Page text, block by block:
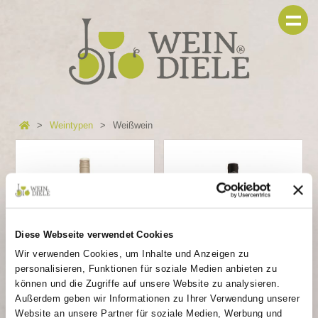
Diese Webseite verwendet Cookies
Wir verwenden Cookies, um Inhalte und Anzeigen zu
personalisieren, Funktionen für soziale Medien anbieten zu
können und die Zugriffe auf unsere Website zu analysieren.
Außerdem geben wir Informationen zu Ihrer Verwendung unserer
Website an unsere Partner für soziale Medien, Werbung und
Weintypen Weißwein
BRIGHT Cabernet Cortis BYO NO21 Blanc